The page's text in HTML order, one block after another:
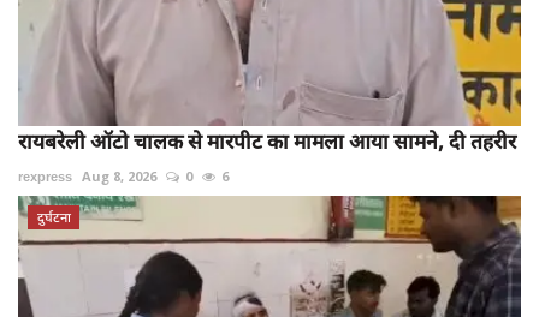
रायबरेली ऑटो चालक से मारपीट का मामला आया सामने, दी तहरीर
rexpress Aug 8, 2026 0 6
दुर्घटना